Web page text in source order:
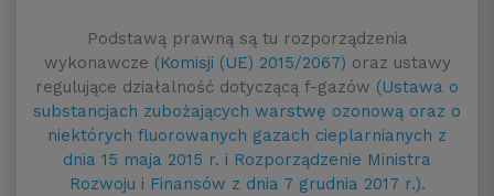
Podstawą prawną są tu rozporządzenia
wykonawcze (Komisji (UE) 2015/2067) oraz ustawy
regulujące działalność dotyczącą f-gazów (Ustawa o
substancjach zubożających warstwę ozonową oraz o
niektórych fluorowanych gazach cieplarnianych z
dnia 15 maja 2015 r. i Rozporządzenie Ministra
Rozwoju i Finansów z dnia 7 grudnia 2017 r.).